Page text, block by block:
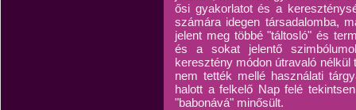
ősi gyakorlatot és a
számára idegen társadalomba,
jelent meg többé "táltosló" és
és a sokat jelentő
keresztény módon útravaló
nem tették mellé használati
halott a felkelő Nap felé
"babonává" minősült.